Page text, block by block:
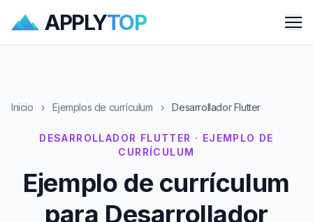
APPLYTOP
Inicio › Ejemplos de currículum › Desarrollador Flutter
DESARROLLADOR FLUTTER · EJEMPLO DE
CURRÍCULUM
Ejemplo de currículum
para Desarrollador